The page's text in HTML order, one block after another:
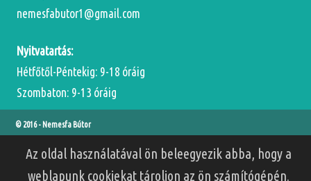
Az oldal használatával ön beleegyezik abba, hogy a
weblapunk cookiekat tároljon az ön számítógépén.
nemesfabutor1@gmail.com
Nyitvatartás:
Hétfőtől-Péntekig: 9-18 óráig
Szombaton: 9-13 óráig
© 2016 - Nemesfa Bútor